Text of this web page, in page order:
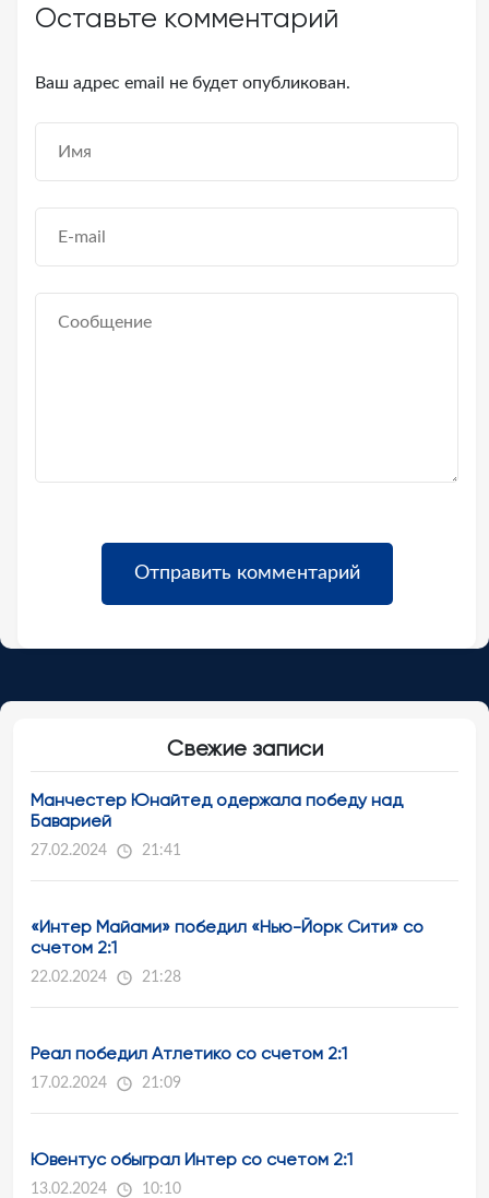
Оставьте комментарий
Ваш адрес email не будет опубликован.
Свежие записи
Манчестер Юнайтед одержала победу над
Баварией
27.02.2024 21:41
«Интер Майами» победил «Нью-Йорк Сити» со
счетом 2:1
22.02.2024 21:28
Реал победил Атлетико со счетом 2:1
17.02.2024 21:09
Ювентус обыграл Интер со счетом 2:1
13.02.2024 10:10